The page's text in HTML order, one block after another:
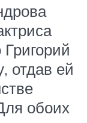
отдав ей
обоих